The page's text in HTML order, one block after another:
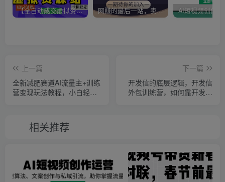
【全自动成交虚拟资源站】站长唯一陪跑项目！月入10W+~长期稳定~ 网赚的最后一站，卖项目！做网赚顶级猎食者~
上一篇
全新减肥赛道AI流量主+训练
营变现玩法教程，小白轻松
下一篇
开发信的底层逻辑，开发信
外包训练营，如何靠开发信
相关推荐